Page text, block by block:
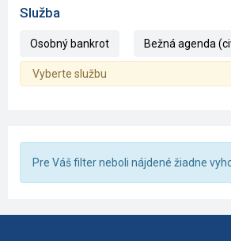
Služba
Osobný bankrot Bežná agenda
Vyberte službu
Pre Váš filter neboli nájdené žiadne